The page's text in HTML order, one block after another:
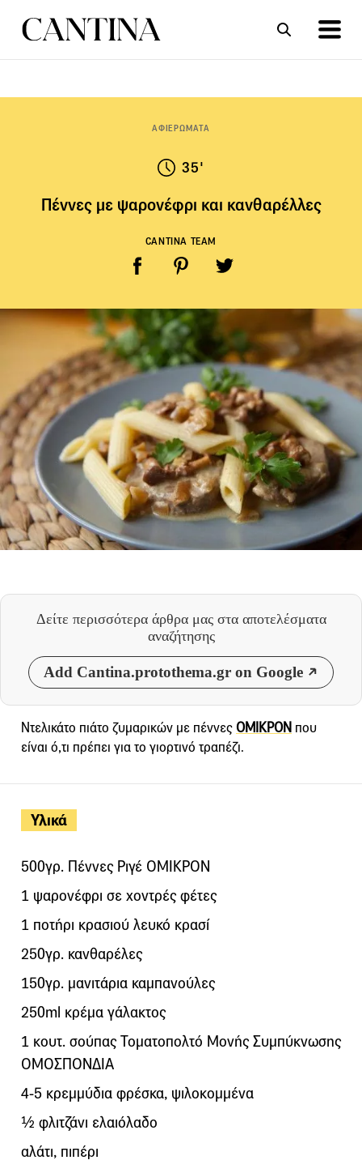
ΑΦΙΕΡΩΜΑΤΑ
35'
Πέννες με ψαρονέφρι και κανθαρέλλες
CANTINA TEAM
Δείτε περισσότερα άρθρα μας στα αποτελέσματα
αναζήτησης
Add Cantina.protothema.gr on Google
Υλικά
500γρ. Πέννες Ριγέ ΟΜΙΚΡΟΝ
1 ψαρονέφρι σε χοντρές φέτες
1 ποτήρι κρασιού λευκό κρασί
250γρ. κανθαρέλες
150γρ. μανιτάρια καμπανούλες
250ml κρέμα γάλακτος
1 κουτ. σούπας Τοματοπολτό Μονής Συμπύκνωσης
ΟΜΟΣΠΟΝΔΙΑ
4-5 κρεμμύδια φρέσκα, ψιλοκομμένα
½ φλιτζάνι ελαιόλαδο
αλάτι, πιπέρι
Ντελικάτο πιάτο ζυμαρικών με πέννες ΟΜΙΚΡΟΝ που
είναι ό,τι πρέπει για το γιορτινό τραπέζι.